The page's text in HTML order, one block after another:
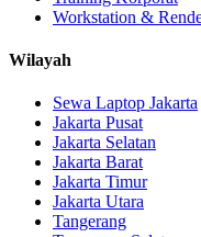
Workstation &
Wilayah
Sewa Laptop Jakarta
Jakarta Pusat
Jakarta Selatan
Jakarta Barat
Jakarta Timur
Jakarta Utara
Tangerang